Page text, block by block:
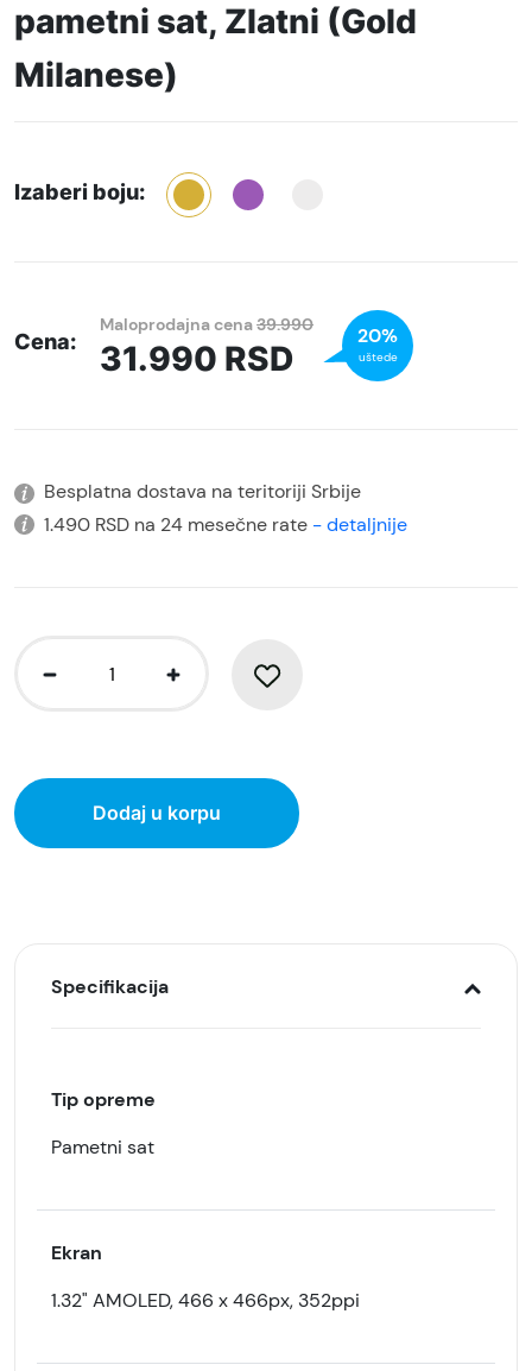
pametni sat, Zlatni (Gold
Milanese)
Izaberi boju:
Cena:
Maloprodajna cena39.990
31.990 RSD
20%
uštede
Besplatna dostava na teritoriji Srbije
1.490 RSD na 24 mesečne rate - detaljnije
Dodaj u korpu
Specifikacija
Tip opreme
Pametni sat
Ekran
1.32" AMOLED, 466 x 466px, 352ppi